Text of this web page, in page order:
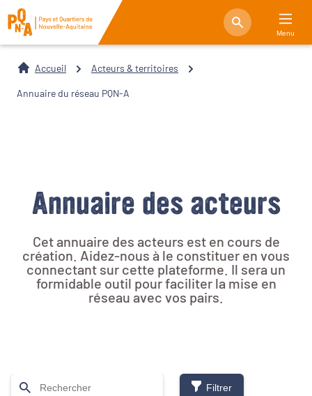
Menu
Accueil Acteurs & territoires
Annuaire du réseau PQN-A
Annuaire des acteurs
Cet annuaire des acteurs est en cours de
création. Aidez-nous à le constituer en vous
connectant sur cette plateforme. Il sera un
formidable outil pour faciliter la mise en
réseau avec vos pairs.
Filtrer